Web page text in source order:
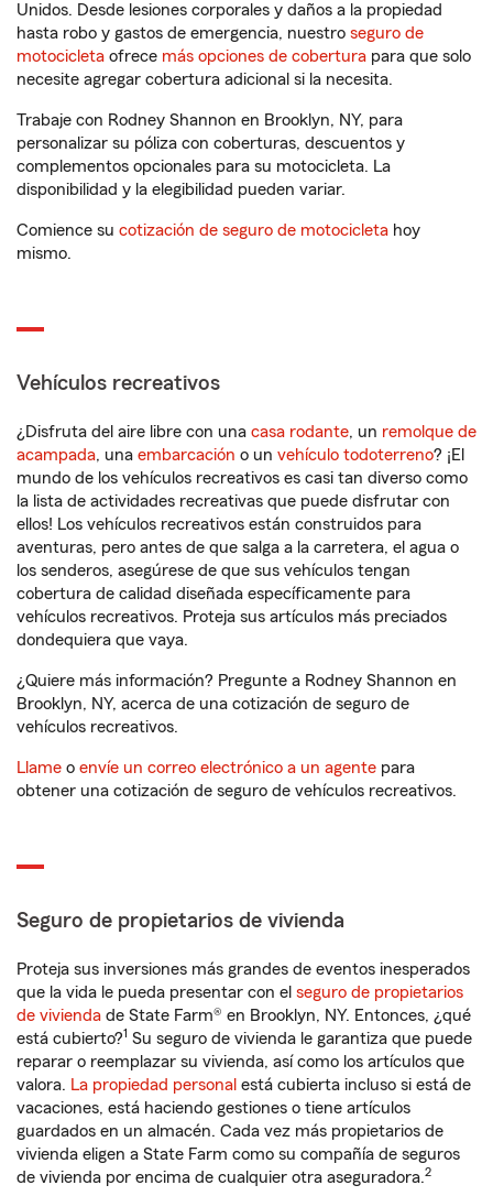
Unidos. Desde lesiones corporales y daños a la propiedad
hasta robo y gastos de emergencia, nuestro seguro de
motocicleta ofrece más opciones de cobertura para que solo
necesite agregar cobertura adicional si la necesita.
Trabaje con Rodney Shannon en Brooklyn, NY, para
personalizar su póliza con coberturas, descuentos y
complementos opcionales para su motocicleta. La
disponibilidad y la elegibilidad pueden variar.
Comience su cotización de seguro de motocicleta hoy
mismo.
Vehículos recreativos
¿Disfruta del aire libre con una casa rodante, un remolque de
acampada, una embarcación o un vehículo todoterreno? ¡El
mundo de los vehículos recreativos es casi tan diverso como
la lista de actividades recreativas que puede disfrutar con
ellos! Los vehículos recreativos están construidos para
aventuras, pero antes de que salga a la carretera, el agua o
los senderos, asegúrese de que sus vehículos tengan
cobertura de calidad diseñada específicamente para
vehículos recreativos. Proteja sus artículos más preciados
dondequiera que vaya.
¿Quiere más información? Pregunte a Rodney Shannon en
Brooklyn, NY, acerca de una cotización de seguro de
vehículos recreativos.
Llame o envíe un correo electrónico a un agente para
obtener una cotización de seguro de vehículos recreativos.
Seguro de propietarios de vivienda
Proteja sus inversiones más grandes de eventos inesperados
que la vida le pueda presentar con el seguro de propietarios
de vivienda de State Farm® en Brooklyn, NY. Entonces, ¿qué
está cubierto?1 Su seguro de vivienda le garantiza que puede
reparar o reemplazar su vivienda, así como los artículos que
valora. La propiedad personal está cubierta incluso si está de
vacaciones, está haciendo gestiones o tiene artículos
guardados en un almacén. Cada vez más propietarios de
vivienda eligen a State Farm como su compañía de seguros
de vivienda por encima de cualquier otra aseguradora.2